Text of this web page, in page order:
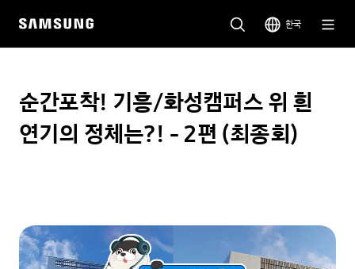
한국
순간포착! 기흥/화성캠퍼스 위 흰
연기의 정체는?! - 2편 (최종회)